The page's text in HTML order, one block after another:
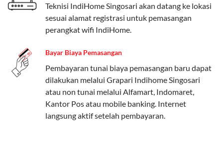
Salah satu fitur unggulan Telkomsel One adalah Paket
Kuota Keluarga. Dengan kuota hingga 30 GB, Anda
bisa membagikan internet kepada anggota keluarga
atau teman tanpa perlu khawatir kehabisan kuota.
Berikut adalah detailnya:
Kuota Keluarga 30 GB
Kuota ini dapat digunakan secara bersama-sama oleh
Admin (pelanggan utama) dan anggota yang terdaftar.
Teknisi IndiHome Singosari akan datang ke lokasi
sesuai alamat registrasi untuk pemasangan
perangkat wifi IndiHome.
Bayar Biaya Pemasangan
Pembayaran tunai biaya pemasangan baru dapat
dilakukan melalui Grapari Indihome Singosari
atau non tunai melalui Alfamart, Indomaret,
Kantor Pos atau mobile banking. Internet
langsung aktif setelah pembayaran.